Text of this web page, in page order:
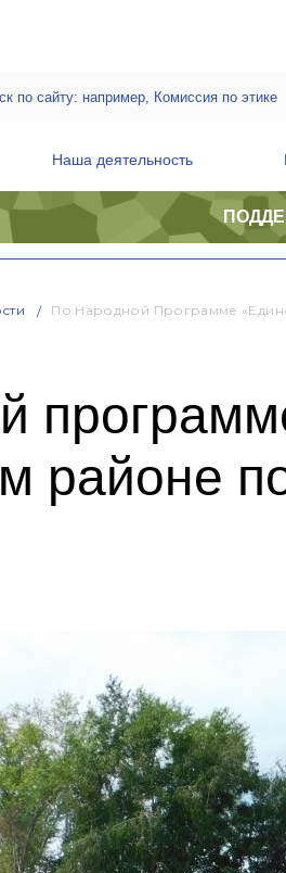
Наша деятельность
По Народной Программе
районе